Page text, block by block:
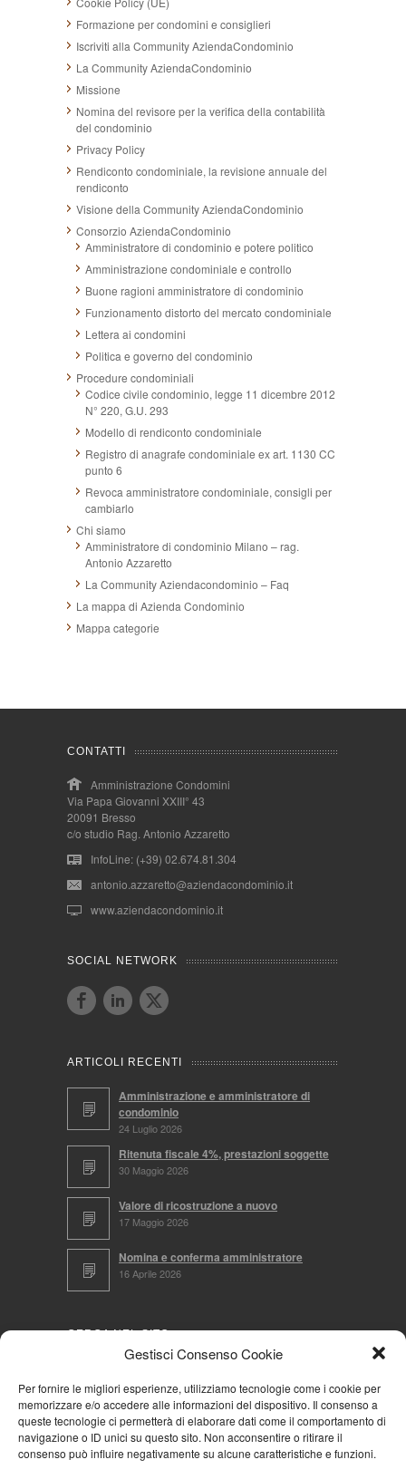
Gestisci Consenso Cookie
Per fornire le migliori esperienze, utilizziamo tecnologie come i cookie per
memorizzare e/o accedere alle informazioni del dispositivo. Il consenso a
queste tecnologie ci permetterà di elaborare dati come il comportamento di
navigazione o ID unici su questo sito. Non acconsentire o ritirare il
consenso può influire negativamente su alcune caratteristiche e funzioni.
Formazione per condomini e consiglieri
Iscriviti alla Community AziendaCondominio
La Community AziendaCondominio
Missione
Nomina del revisore per la verifica della contabilità
del condominio
Privacy Policy
Rendiconto condominiale, la revisione annuale del
rendiconto
Visione della Community AziendaCondominio
Consorzio AziendaCondominio
Amministratore di condominio e potere politico
Amministrazione condominiale e controllo
Buone ragioni amministratore di condominio
Funzionamento distorto del mercato condominiale
Lettera ai condomini
Politica e governo del condominio
Procedure condominiali
Codice civile condominio, legge 11 dicembre 2012
N° 220, G.U. 293
Modello di rendiconto condominiale
Registro di anagrafe condominiale ex art. 1130 CC
punto 6
Revoca amministratore condominiale, consigli per
cambiarlo
Chi siamo
Amministratore di condominio Milano – rag.
Antonio Azzaretto
La Community Aziendacondominio – Faq
La mappa di Azienda Condominio
Mappa categorie
CONTATTI
Amministrazione Condomini
Via Papa Giovanni XXIII° 43
20091 Bresso
c/o studio Rag. Antonio Azzaretto
InfoLine: (+39) 02.674.81.304
antonio.azzaretto@aziendacondominio.it
www.aziendacondominio.it
SOCIAL NETWORK
ARTICOLI RECENTI
Amministrazione e amministratore di
condominio
24 Luglio 2026
Ritenuta fiscale 4%, prestazioni soggette
30 Maggio 2026
Valore di ricostruzione a nuovo
17 Maggio 2026
Nomina e conferma amministratore
16 Aprile 2026
CERCA NEL SITO
NAVIGA PER
Mappa completa